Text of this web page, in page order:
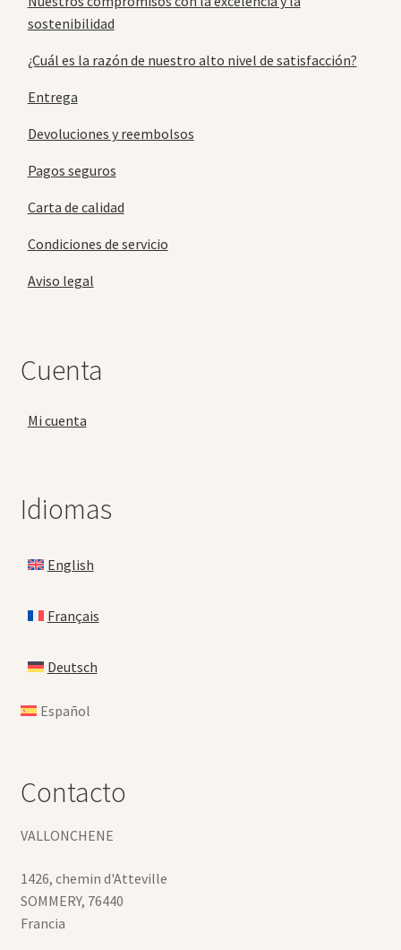
sostenibilidad
¿Cuál es la razón de nuestro alto nivel de satisfacción?
Entrega
Devoluciones y reembolsos
Pagos seguros
Carta de calidad
Condiciones de servicio
Aviso legal
Cuenta
Mi cuenta
Idiomas
English
Français
Deutsch
Español
Contacto
VALLONCHENE
1426, chemin d'Atteville
SOMMERY, 76440
Francia